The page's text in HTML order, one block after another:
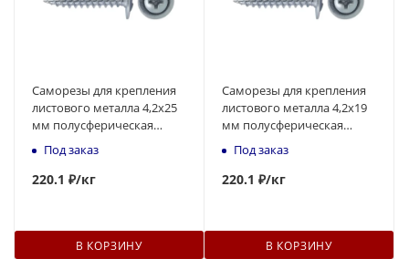
Саморезы для крепления
листового металла 4,2x25
мм полусферическая
головка, острый
наконечник
Под заказ
220.1 ₽/кг
В КОРЗИНУ
Саморезы для крепления
листового металла 4,2x19
мм полусферическая
головка, острый
наконечник
Под заказ
220.1 ₽/кг
В КОРЗИНУ